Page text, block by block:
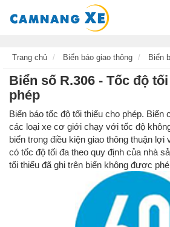
Trang chủ Biển báo giao thông Biển
Biển số R.306 - Tốc độ
phép
Biển báo tốc độ tối thiểu cho phép. Biển
các loại xe cơ giới chạy với tốc độ
biển trong điều kiện giao thông thuận lợi
có tốc độ tối đa theo quy định của nhà
tối thiểu đã ghi trên biển không được